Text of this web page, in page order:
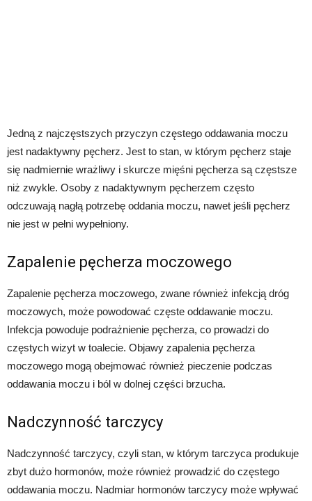
Jedną z najczęstszych przyczyn częstego oddawania moczu
jest nadaktywny pęcherz. Jest to stan, w którym pęcherz staje
się nadmiernie wrażliwy i skurcze mięśni pęcherza są częstsze
niż zwykle. Osoby z nadaktywnym pęcherzem często
odczuwają nagłą potrzebę oddania moczu, nawet jeśli pęcherz
nie jest w pełni wypełniony.
Zapalenie pęcherza moczowego
Zapalenie pęcherza moczowego, zwane również infekcją dróg
moczowych, może powodować częste oddawanie moczu.
Infekcja powoduje podrażnienie pęcherza, co prowadzi do
częstych wizyt w toalecie. Objawy zapalenia pęcherza
moczowego mogą obejmować również pieczenie podczas
oddawania moczu i ból w dolnej części brzucha.
Nadczynność tarczycy
Nadczynność tarczycy, czyli stan, w którym tarczyca produkuje
zbyt dużo hormonów, może również prowadzić do częstego
oddawania moczu. Nadmiar hormonów tarczycy może wpływać